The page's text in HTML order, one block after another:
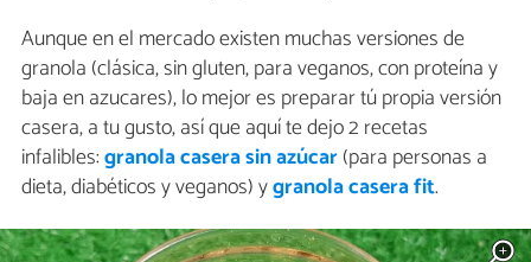
Aunque en el mercado existen muchas versiones de
granola (clásica, sin gluten, para veganos, con proteína y
baja en azucares), lo mejor es preparar tú propia versión
casera, a tu gusto, así que aquí te dejo 2 recetas
infalibles:granola casera sin azúcar(para personas a
dieta, diabéticos y veganos) ygranola casera fit.